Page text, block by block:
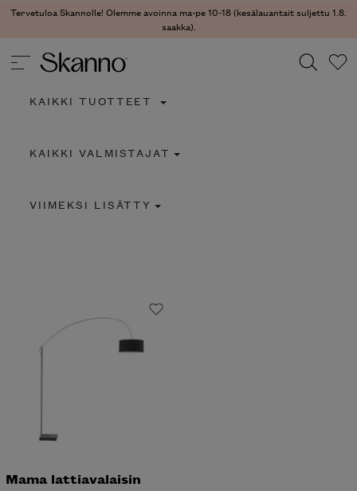
Tervetuloa Skannolle! Olemme avoinna ma-pe 10-18 (kesälauantait suljettu 1.8.
saakka).
Type 2 or more characters for results.
KAIKKI TUOTTEET
KAIKKI VALMISTAJAT
VIIMEKSI LISÄTTY
Mama lattiavalaisin